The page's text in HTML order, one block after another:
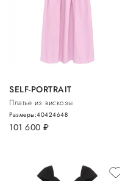
SELF-PORTRAIT
Платье из вискозы
101 600 руб.
Размеры:40424648